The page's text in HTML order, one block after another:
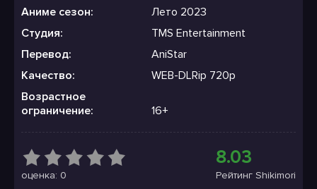
Аниме сезон:
Лето 2023
Студия:
TMS Entertainment
Перевод:
AniStar
Качество:
WEB-DLRip 720p
Возрастное
ограничение:
16+
оценка: 0
8.03
Рейтинг Shikimori